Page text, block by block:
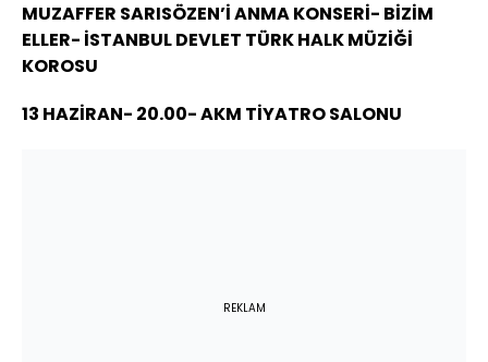
MUZAFFER SARISÖZEN’İ ANMA KONSERİ- BİZİM
ELLER- İSTANBUL DEVLET TÜRK HALK MÜZİĞİ
KOROSU
13 HAZİRAN- 20.00- AKM TİYATRO SALONU
REKLAM